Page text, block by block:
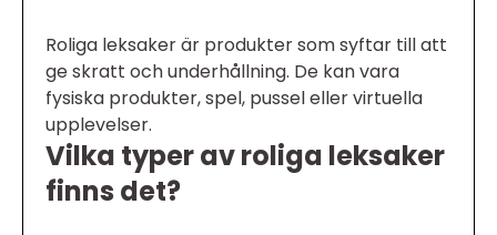
Roliga leksaker är produkter som syftar till att
ge skratt och underhållning. De kan vara
fysiska produkter, spel, pussel eller virtuella
upplevelser.
Vilka typer av roliga leksaker
finns det?